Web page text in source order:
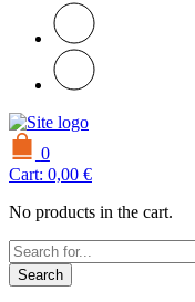
0
Cart: 0,00 €
No products in the cart.
Search